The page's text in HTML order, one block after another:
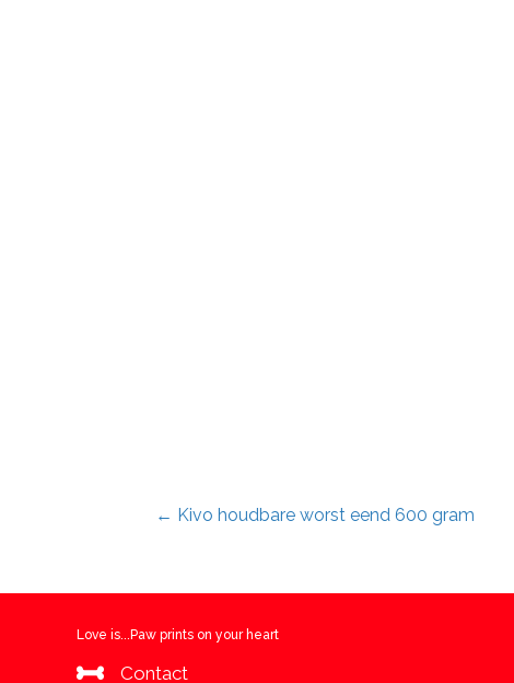
Posts
← Kivo houdbare worst eend 600 gram
Love is...Paw prints on your heart
Contact